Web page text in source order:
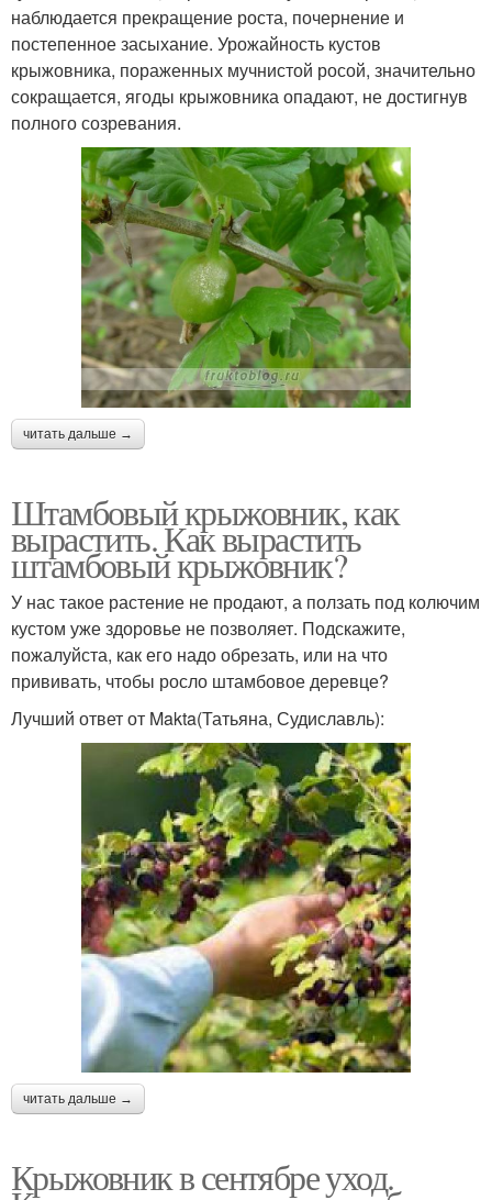
наблюдается прекращение роста, почернение и
постепенное засыхание. Урожайность кустов
крыжовника, пораженных мучнистой росой, значительно
сокращается, ягоды крыжовника опадают, не достигнув
полного созревания.
читать дальше →
Штамбовый крыжовник, как
вырастить. Как вырастить
штамбовый крыжовник?
У нас такое растение не продают, а ползать под колючим
кустом уже здоровье не позволяет. Подскажите,
пожалуйста, как его надо обрезать, или на что
прививать, чтобы росло штамбовое деревце?
Лучший ответ от Makta(Татьяна, Судиславль):
читать дальше →
Крыжовник в сентябре уход.